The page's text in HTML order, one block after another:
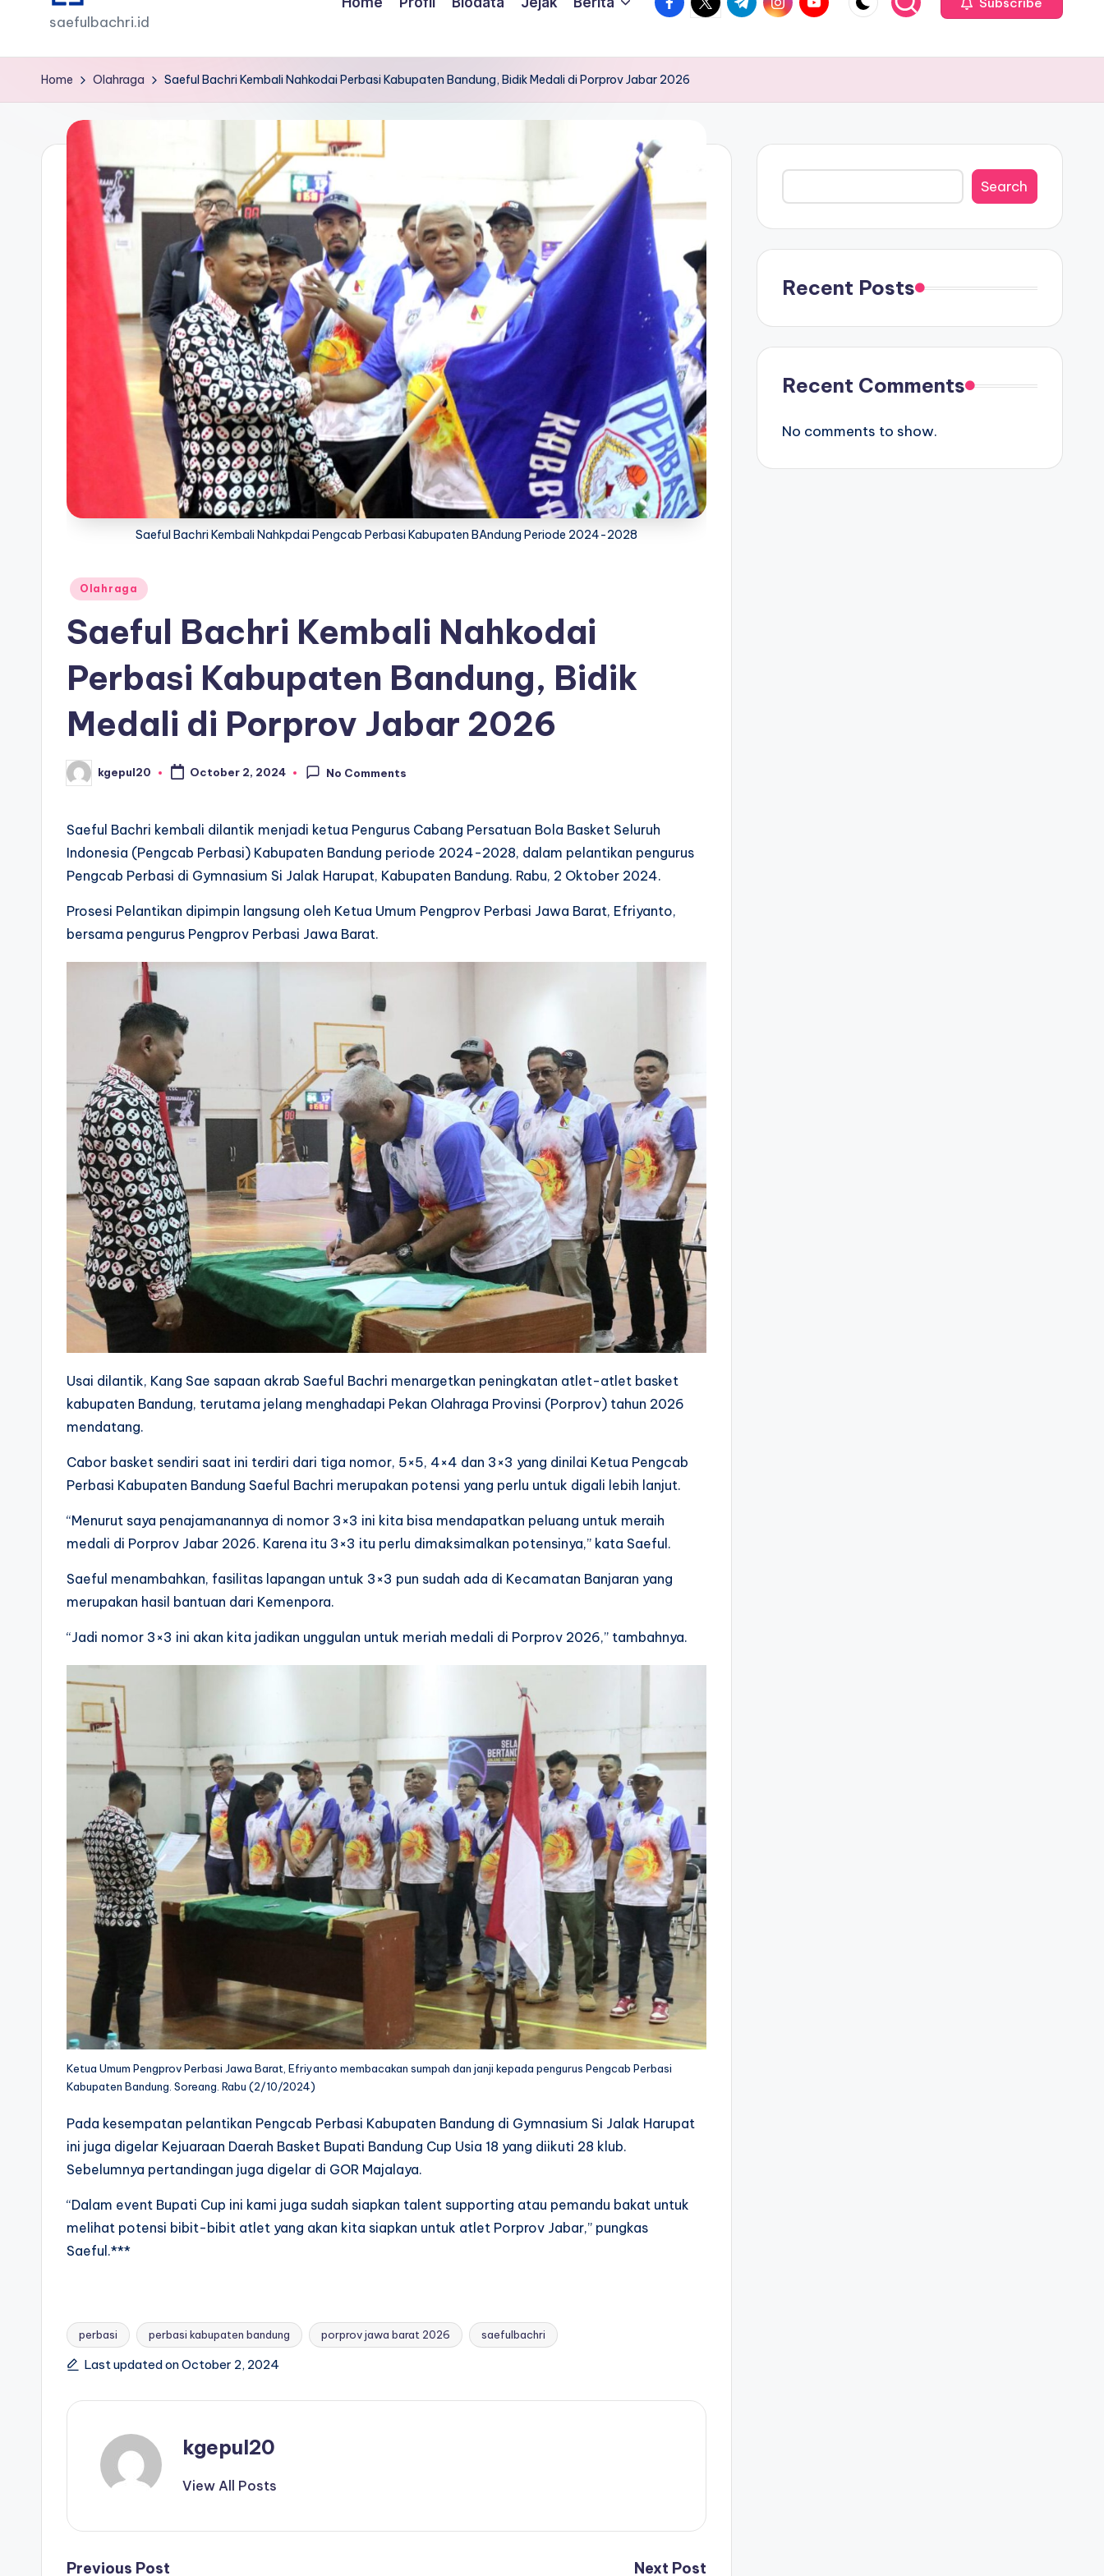
saefulbachri.id
Home Olahraga Saeful Bachri Kembali Nahkodai Perbasi Kabupaten Bandung, Bidik Medali di Porprov Jabar 2026
Saeful Bachri Kembali Nahkpdai Pengcab Perbasi Kabupaten BAndung Periode 2024-2028
Posted
Olahraga
Saeful Bachri Kembali Nahkodai
Perbasi Kabupaten Bandung, Bidik
Medali di Porprov Jabar 2026
Posted
by
kgepul20 October 2, 2024 No Comments
Saeful Bachri kembali dilantik menjadi ketua Pengurus Cabang Persatuan Bola Basket Seluruh
Indonesia (Pengcab Perbasi) Kabupaten Bandung periode 2024-2028, dalam pelantikan pengurus
Pengcab Perbasi di Gymnasium Si Jalak Harupat, Kabupaten Bandung. Rabu, 2 Oktober 2024.
Prosesi Pelantikan dipimpin langsung oleh Ketua Umum Pengprov Perbasi Jawa Barat, Efriyanto,
bersama pengurus Pengprov Perbasi Jawa Barat.
Usai dilantik, Kang Sae sapaan akrab Saeful Bachri menargetkan peningkatan atlet-atlet basket
kabupaten Bandung, terutama jelang menghadapi Pekan Olahraga Provinsi (Porprov) tahun 2026
mendatang.
Cabor basket sendiri saat ini terdiri dari tiga nomor, 5×5, 4×4 dan 3×3 yang dinilai Ketua Pengcab
Perbasi Kabupaten Bandung Saeful Bachri merupakan potensi yang perlu untuk digali lebih lanjut.
“Menurut saya penajamanannya di nomor 3×3 ini kita bisa mendapatkan peluang untuk meraih
medali di Porprov Jabar 2026. Karena itu 3×3 itu perlu dimaksimalkan potensinya,” kata Saeful.
Saeful menambahkan, fasilitas lapangan untuk 3×3 pun sudah ada di Kecamatan Banjaran yang
merupakan hasil bantuan dari Kemenpora.
“Jadi nomor 3×3 ini akan kita jadikan unggulan untuk meriah medali di Porprov 2026,” tambahnya.
Ketua Umum Pengprov Perbasi Jawa Barat, Efriyanto membacakan sumpah dan janji kepada pengurus Pengcab Perbasi
Kabupaten Bandung. Soreang. Rabu (2/10/2024)
Pada kesempatan pelantikan Pengcab Perbasi Kabupaten Bandung di Gymnasium Si Jalak Harupat
ini juga digelar Kejuaraan Daerah Basket Bupati Bandung Cup Usia 18 yang diikuti 28 klub.
Sebelumnya pertandingan juga digelar di GOR Majalaya.
“Dalam event Bupati Cup ini kami juga sudah siapkan talent supporting atau pemandu bakat untuk
melihat potensi bibit-bibit atlet yang akan kita siapkan untuk atlet Porprov Jabar,” pungkas
Saeful.***
Tags:
perbasi perbasi kabupaten bandung porprov jawa barat 2026 saefulbachri
Last updated on October 2, 2024
kgepul20
View All Posts
Previous Post Next Post
Search
Search
Recent Posts
Recent Comments
No comments to show.